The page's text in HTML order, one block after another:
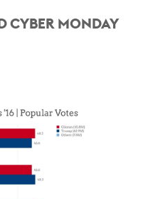
CYBER MONDAY